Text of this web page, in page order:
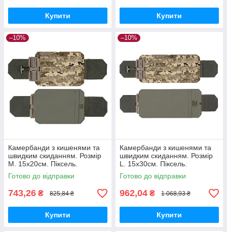
Купити Купити
–10%
Камербанди з кишенями та
швидким скиданням. Розмір
M. 15х20см. Піксель.
Комплект з 2 шт.
Готово до відправки
743,26 ₴ 825,84 ₴
Купити
–10%
Камербанди з кишенями та
швидким скиданням. Розмір
L. 15х30см. Піксель.
Комплект из 2 шт.
Готово до відправки
962,04 ₴ 1 068,93 ₴
Купити